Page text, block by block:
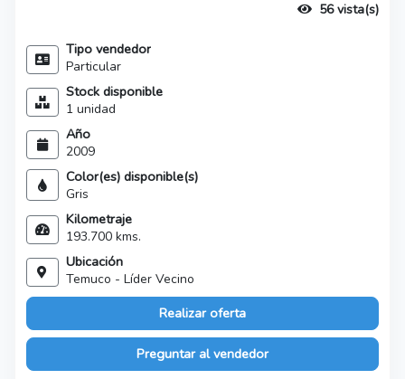
56 vista(s)
Tipo vendedor
Particular
Stock disponible
1 unidad
Año
2009
Color(es) disponible(s)
Gris
Kilometraje
193.700 kms.
Ubicación
Temuco - Líder Vecino
Realizar oferta
Preguntar al vendedor